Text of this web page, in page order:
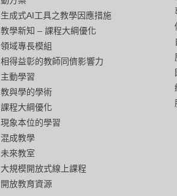
生成式AI工具之教學因應措施
教學新知 – 課程大綱優化
領域專長模組
相得益彰的教師同儕影響力
主動學習
教與學的學術
課程大綱優化
現象本位的學習
混成教學
未來教室
大規模開放式線上課程
開放教育資源